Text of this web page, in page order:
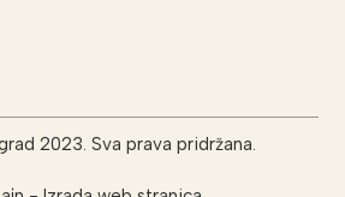
2023. Sva prava pridržana.